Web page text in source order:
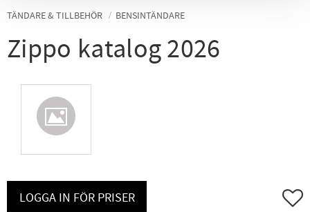
TÄNDARE & TILLBEHÖR BENSINTÄNDARE
Zippo katalog 2026
LOGGA IN FÖR PRISER Lägg